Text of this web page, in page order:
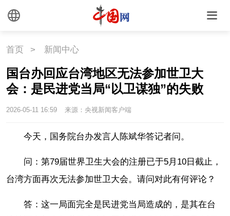
首页 > 新闻中心
国台办回应台湾地区无法参加世卫大
会：是民进党当局“以卫谋独”的失败
2026-05-11 16:59 来源：央视新闻客户端
今天，国务院台办发言人陈斌华答记者问。
问：第79届世界卫生大会的注册已于5月10日截止，
台湾方面再次无法参加世卫大会。请问对此有何评论？
答：这一局面完全是民进党当局造成的，是其在台